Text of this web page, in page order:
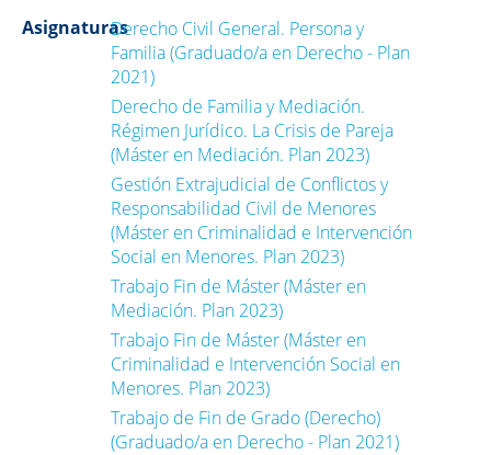
AsignaturasDerecho Civil General. Persona y
Familia (Graduado/a en Derecho - Plan
2021)
Derecho de Familia y Mediación.
Régimen Jurídico. La Crisis de Pareja
(Máster en Mediación. Plan 2023)
Gestión Extrajudicial de Conflictos y
Responsabilidad Civil de Menores
(Máster en Criminalidad e Intervención
Social en Menores. Plan 2023)
Trabajo Fin de Máster (Máster en
Mediación. Plan 2023)
Trabajo Fin de Máster (Máster en
Criminalidad e Intervención Social en
Menores. Plan 2023)
Trabajo de Fin de Grado (Derecho)
(Graduado/a en Derecho - Plan 2021)